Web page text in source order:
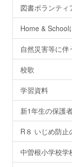
図書ボランティ
Home & School
自然災害等に伴
校歌
学習資料
新1年生の保護
R８ いじめ防止
中曽根小学校学